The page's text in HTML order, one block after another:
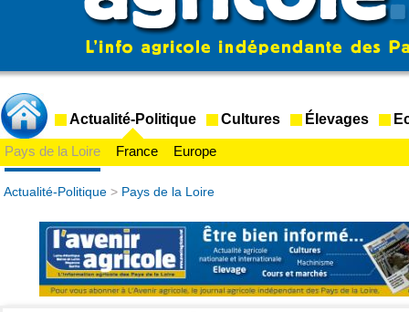
Actualité-Politique Cultures Élevages
Pays de la Loire France Europe
Actualité-Politique > Pays de la Loire